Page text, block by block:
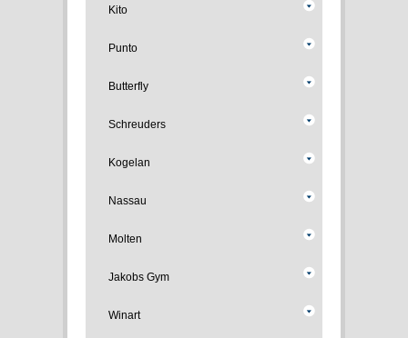
Kito
Punto
Butterfly
Schreuders
Kogelan
Nassau
Molten
Jakobs Gym
Winart